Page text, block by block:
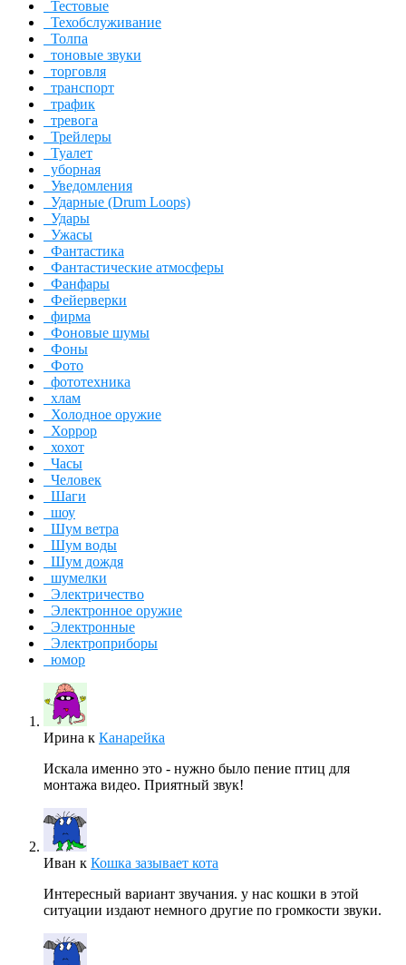
Тестовые
Техобслуживание
Толпа
тоновые звуки
торговля
транспорт
трафик
тревога
Трейлеры
Туалет
уборная
Уведомления
Ударные (Drum Loops)
Удары
Ужасы
Фантастика
Фантастические атмосферы
Фанфары
Фейерверки
фирма
Фоновые шумы
Фоны
Фото
фототехника
хлам
Холодное оружие
Хоррор
хохот
Часы
Человек
Шаги
шоу
Шум ветра
Шум воды
Шум дождя
шумелки
Электричество
Электронное оружие
Электронные
Электроприборы
юмор
Ирина к Канарейка
Искала именно это - нужно было пение птиц для
монтажа видео. Приятный звук!
Иван к Кошка зазывает кота
Интересный вариант звучания. у нас кошки в этой
ситуации издают немного другие по громкости звуки.